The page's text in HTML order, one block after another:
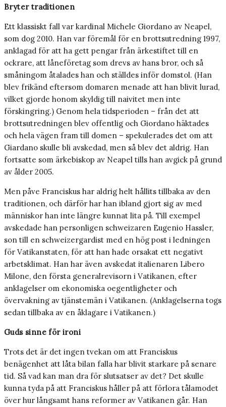
Bryter traditionen
Ett klassiskt fall var kardinal Michele Giordano av Neapel,
som dog 2010. Han var föremål för en brottsutredning 1997,
anklagad för att ha gett pengar från ärkestiftet till en
ockrare, att låneföretag som drevs av hans bror, och så
småningom åtalades han och ställdes inför domstol. (Han
blev frikänd eftersom domaren menade att han blivit lurad,
vilket gjorde honom skyldig till naivitet men inte
förskingring.) Genom hela tidsperioden – från det att
brottsutredningen blev offentlig och Giordano häktades
och hela vägen fram till domen – spekulerades det om att
Giardano skulle bli avskedad, men så blev det aldrig. Han
fortsatte som ärkebiskop av Neapel tills han avgick på grund
av ålder 2005.
Men påve Franciskus har aldrig helt hållits tillbaka av den
traditionen, och därför har han ibland gjort sig av med
människor han inte längre kunnat lita på. Till exempel
avskedade han personligen schweizaren Eugenio Hassler,
son till en schweizergardist med en hög post i ledningen
för Vatikanstaten, för att han hade orsakat ett negativt
arbetsklimat. Han har även avskedat italienaren Libero
Milone, den första generalrevisorn i Vatikanen, efter
anklagelser om ekonomiska oegentligheter och
övervakning av tjänstemän i Vatikanen. (Anklagelserna togs
sedan tillbaka av en åklagare i Vatikanen.)
Guds sinne för ironi
Trots det är det ingen tvekan om att Franciskus
benägenhet att låta bilan falla har blivit starkare på senare
tid. Så vad kan man dra för slutsatser av det? Det skulle
kunna tyda på att Franciskus håller på att förlora tålamodet
över hur långsamt hans reformer av Vatikanen går. Han